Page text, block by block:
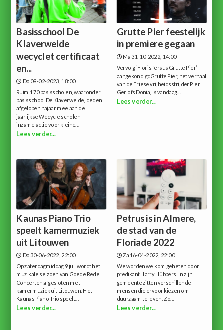
Basisschool De
Klaverweide
wecyclet certificaat
en...
Do 09-02-2023, 18:00
Ruim 170 basisscholen, waaronder
basisschool De Klaverweide, deden
afgelopen najaar mee aan de
jaarlijkse Wecycle scholen
inzamelactie voor kleine...
Lees verder...
Grutte Pier feestelijk
in premiere gegaan
Ma 31-10-2022, 14:00
Vervolg ‘Floris fersus Grutte Pier’
aangekondigdGrutte Pier, het verhaal
van de Friese vrijheidsstrijder Pier
Gerlofs Donia, is vandaag...
Lees verder...
Kaunas Piano Trio
speelt kamermuziek
uit Litouwen
Do 30-06-2022, 22:00
Op zaterdagmiddag 9 juli wordt het
muzikale seizoen van Goede Rede
Concerten afgesloten met
kamermuziek uit Litouwen. Het
Kaunas Piano Trio speelt...
Lees verder...
Petrus is in Almere,
de stad van de
Floriade 2022
Za 16-04-2022, 22:00
We worden welkom geheten door
predikant Harry Hübbers. In zijn
gemeente zitten verschillende
mensen die ervoor kiezen om
duurzaam te leven. Zo...
Lees verder...